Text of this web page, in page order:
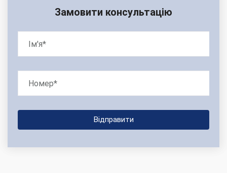
Замовити консультацію